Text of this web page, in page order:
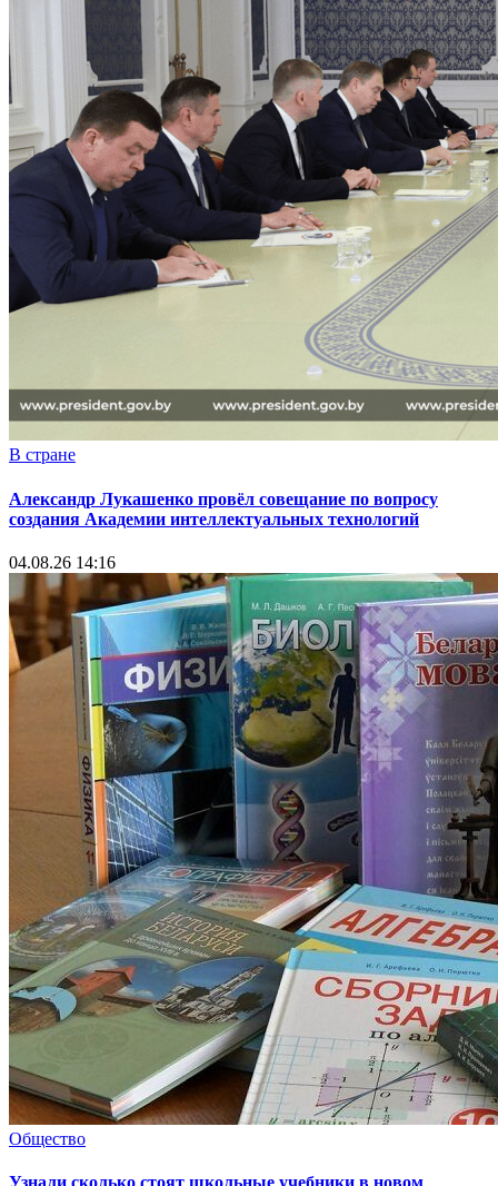
В стране
Александр Лукашенко провёл совещание по вопросу
создания Академии интеллектуальных технологий
04.08.26 14:16
Общество